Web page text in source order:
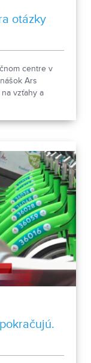
otázky
centre v
Ars
vzťahy a